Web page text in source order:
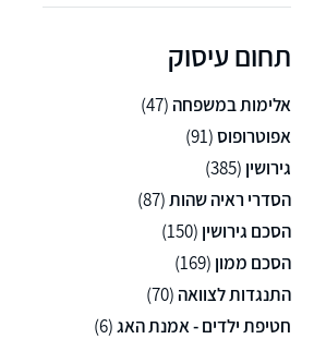
תחום עיסוק
אלימות במשפחה (47)
אפוטרופוס(91)
גירושין (385)
הסדרי ראיה שהות(87)
הסכם גירושין (150)
הסכם ממון (169)
התנגדות לצוואה (70)
חטיפת ילדים - אמנת האג(6)